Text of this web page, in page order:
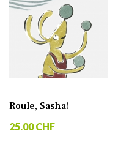
Roule, Sasha!
25.00 CHF